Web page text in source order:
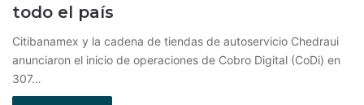
todo el país
Citibanamex y la cadena de tiendas de autoservicio Chedraui
anunciaron el inicio de operaciones de Cobro Digital (CoDi) en
307…